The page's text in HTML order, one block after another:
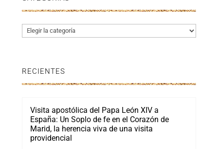
Categorías
RECIENTES
Visita apostólica del Papa León XIV a
España: Un Soplo de fe en el Corazón de
Marid, la herencia viva de una visita
providencial